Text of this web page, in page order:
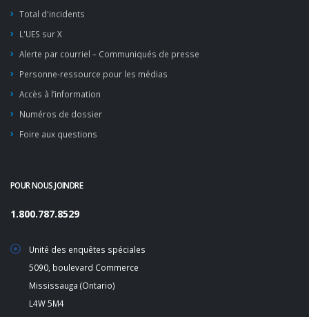
Total d'incidents
L'UES sur X
Alerte par courriel – Communiqués de presse
Personne-ressource pour les médias
Accès à l’information
Numéros de dossier
Foire aux questions
POUR NOUS JOINDRE
1.800.787.8529
Unité des enquêtes spéciales
5090, boulevard Commerce
Mississauga (Ontario)
L4W 5M4